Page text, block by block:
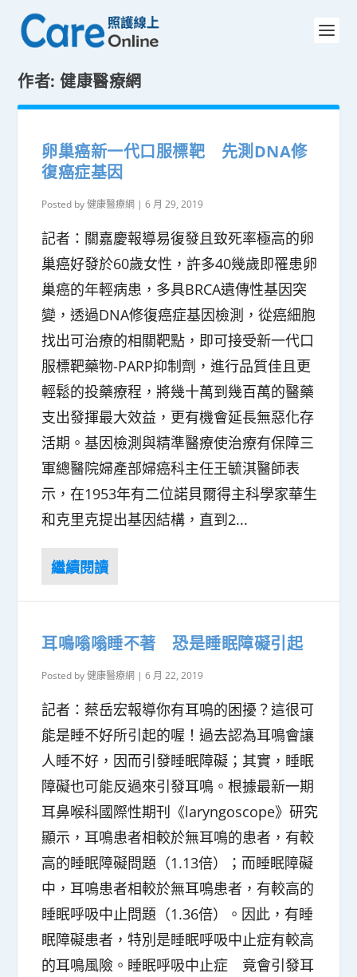
作者:健康醫療網
卵巢癌新一代口服標靶 先測DNA修
復癌症基因
Posted by健康醫療網 |6 月 29, 2019
記者：關嘉慶報導易復發且致死率極高的卵
巢癌好發於60歲女性，許多40幾歲即罹患卵
巢癌的年輕病患，多具BRCA遺傳性基因突
變，透過DNA修復癌症基因檢測，從癌細胞
找出可治療的相關靶點，即可接受新一代口
服標靶藥物-PARP抑制劑，進行品質佳且更
輕鬆的投藥療程，將幾十萬到幾百萬的醫藥
支出發揮最大效益，更有機會延長無惡化存
活期。基因檢測與精準醫療使治療有保障三
軍總醫院婦產部婦癌科主任王毓淇醫師表
示，在1953年有二位諾貝爾得主科學家華生
和克里克提出基因結構，直到2...
耳鳴嗡嗡睡不著 恐是睡眠障礙引起
Posted by健康醫療網 |6 月 22, 2019
記者：蔡岳宏報導你有耳鳴的困擾？這很可
能是睡不好所引起的喔！過去認為耳鳴會讓
人睡不好，因而引發睡眠障礙；其實，睡眠
障礙也可能反過來引發耳鳴。根據最新一期
耳鼻喉科國際性期刊《laryngoscope》研究
顯示，耳鳴患者相較於無耳鳴的患者，有較
高的睡眠障礙問題（1.13倍）；而睡眠障礙
中，耳鳴患者相較於無耳鳴患者，有較高的
睡眠呼吸中止問題（1.36倍）。因此，有睡
眠障礙患者，特別是睡眠呼吸中止症有較高
的耳鳴風險。睡眠呼吸中止症 竟會引發耳